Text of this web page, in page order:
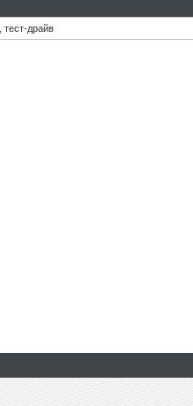
тест-драйв